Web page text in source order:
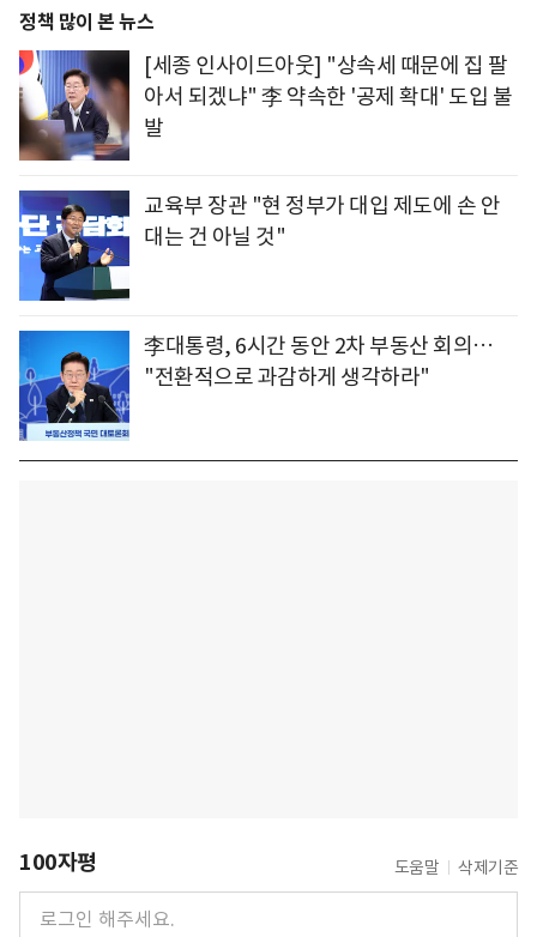
정책 많이 본 뉴스
[세종 인사이드아웃] "상속세 때문에 집 팔
아서 되겠냐" 李 약속한 '공제 확대' 도입 불
발
교육부 장관 "현 정부가 대입 제도에 손 안
대는 건 아닐 것"
李대통령, 6시간 동안 2차 부동산 회의…
"전환적으로 과감하게 생각하라"
100자평 도움말 삭제기준